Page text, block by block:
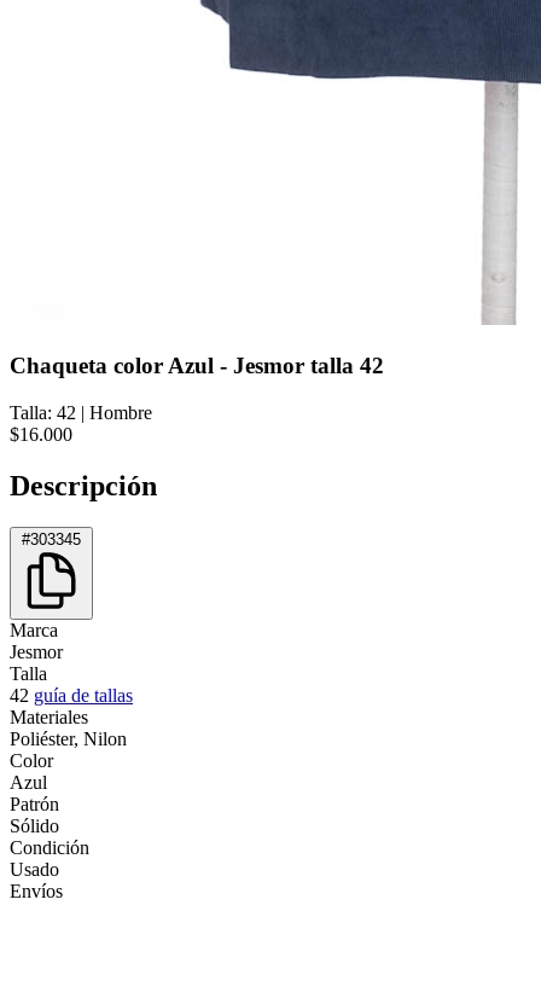
Chaqueta color Azul - Jesmor talla 42
Talla: 42 | Hombre
$16.000
Descripción
#303345
Marca
Jesmor
Talla
42 guía de tallas
Materiales
Poliéster, Nilon
Color
Azul
Patrón
Sólido
Condición
Usado
Envíos